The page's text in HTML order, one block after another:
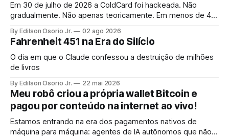
Em 30 de julho de 2026 a ColdCard foi hackeada. Não
gradualmente. Não apenas teoricamente. Em menos de 41
By Edilson Osorio Jr. 02 ago 2026
Fahrenheit 451 na Era do Silício
O dia em que o Claude confessou a destruição de milhões
de livros
By Edilson Osorio Jr. 22 mai 2026
Meu robô criou a própria wallet Bitcoin e
pagou por conteúdo na internet ao vivo!
Estamos entrando na era dos pagamentos nativos de
máquina para máquina: agentes de IA autônomos que não